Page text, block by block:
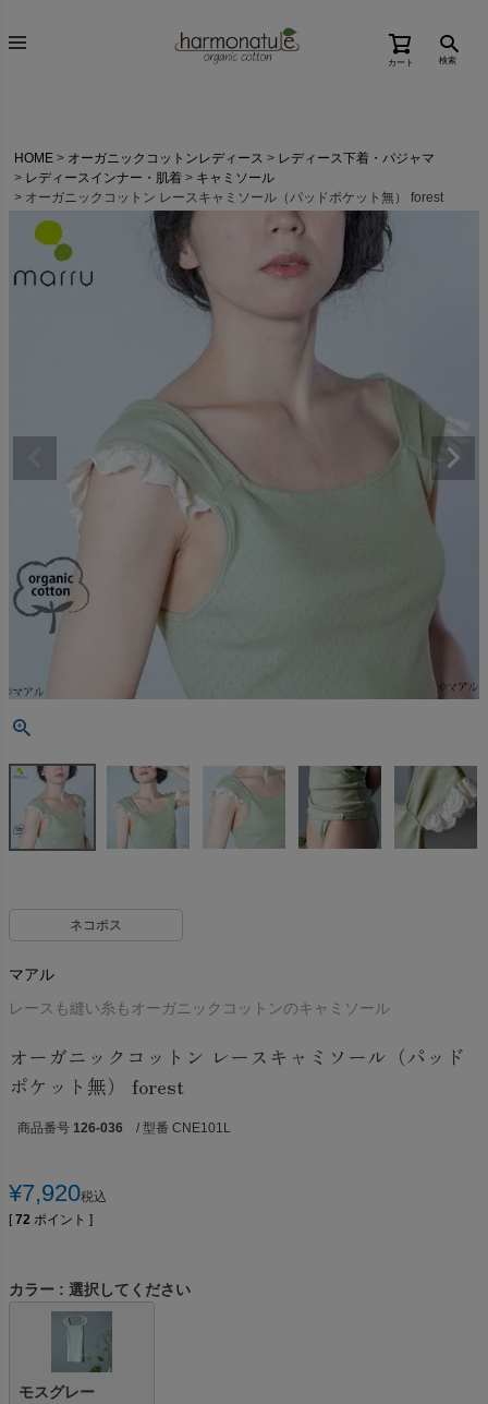
カート 検索
HOME オーガニックコットンレディース
レディース下着・パジャマ
レディースインナー・肌着
キャミソール
オーガニックコットン レースキャミソール（パッドポケット無） forest
ネコポス
マアル
レースも縫い糸もオーガニックコットンのキャミソール
オーガニックコットン レースキャミソール（パッド
ポケット無） forest
商品番号 126-036 / 型番 CNE101L
¥7,920税込
[ 72 ポイント ]
カラー 選択してください
モスグレー